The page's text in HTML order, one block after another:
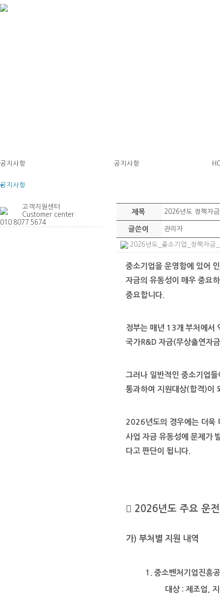
공지사항
공지사항
고객지원센터
Customer center
010. 8077. 5674
공지사항
제목 2026년도 정책자
글쓴이 관리자
2026년도_중소기업_정책자
중소기업을 운영함에 있어
자금의 유동성이 매우 중요
중요합니다
정부는 매년 13개 부처에서
국가R&D자금(무상출연자
그러나 일반적인 중소기업
통과하여 지원대상( 합격)이
2026 년도의 경우에는 더욱
사업 자금 유동성에 문제가
다고 판단이 됩니다
 2026년도 주요 운
가)부처별 지원 내역
1. 중소벤처기업진흥
대상 :제조업